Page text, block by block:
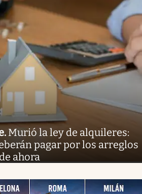
. Murió la ley de alquileres:
pagar por los arreglos
ahora